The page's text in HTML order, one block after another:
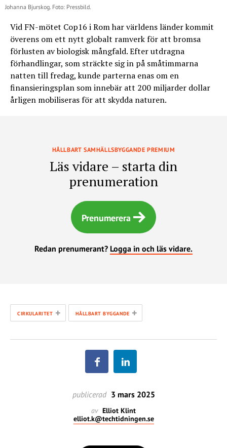
Johanna Bjurskog. Foto: Pressbild.
Vid FN-mötet Cop16 i Rom har världens länder kommit
överens om ett nytt globalt ramverk för att bromsa
förlusten av biologisk mångfald. Efter utdragna
förhandlingar, som sträckte sig in på småtimmarna
natten till fredag, kunde parterna enas om en
finansieringsplan som innebär att 200 miljarder dollar
årligen mobiliseras för att skydda naturen.
HÅLLBART SAMHÄLLSBYGGANDE PREMIUM
Läs vidare – starta din
prenumeration
Prenumerera
Redan prenumerant? Logga in och läs vidare.
CIRKULARITET + HÅLLBART BYGGANDE +
publicerad 3 mars 2025
av Elliot Klint
elliot.k@techtidningen.se